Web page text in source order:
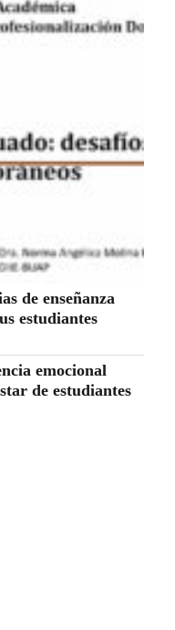
de enseñanza
estudiantes
emocional
de estudiantes